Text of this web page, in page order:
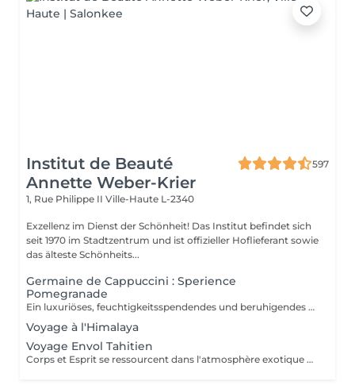
Institut de Beauté
Annette Weber-Krier
597
1, Rue Philippe II Ville-Haute L-2340
Exzellenz im Dienst der Schönheit! Das Institut befindet sich
seit 1970 im Stadtzentrum und ist offizieller Hoflieferant sowie
das älteste Schönheits...
Germaine de Cappuccini : Sperience
Pomegranade
Ein luxuriöses, feuchtigkeitsspendendes und beruhigendes Ritual für den Körper, das individuell an die Bedürfnisse der Haut angepasst werden kann. Die Linie basiert auf Granatapfel, einen fantastischen Inhaltsstoff, beruhigend und antioxidativ. Das Ergebnis verspricht Zellerneuerung, Vitalität und Feuchtigkeit! GRANATAPFEL-KÖRPERPEELING: Genießen Sie zusammen mit dem Puder- und Creme-Körperpeeling ein 45-minütiges Ganzkörper-Peeling-Ritual. GRANATAPFEL-KÖRPERMASSAGE: Im Liegen massieren, dann im Liegen mit der sensorischen Massagecreme. Dieses Ritual dauert 45 Minuten. GRANATAPFEL-KÖRPERPACKUNG: Die Packung wird mit sanften Bewegungen aufgetragen und 20 Minuten einwirken gelassen, bevor das Produkt einmassiert wird durch eine tolle Massage. Dieses Ritual dauert 60 Minuten. POMEGRANATE RED SERENITY: Ein köstliches 90-minütiges Ritual, das die Kraft von Granatapfelkernen mit der kraftvollen feuchtigkeitsspendenden Wirkung von der Creme kombiniert. POMEGRANATE SWEET COCOON: Tauchen Sie 90 Minuten lang in die Welt von Pomegranate Sperience ein mit diesem kompletten Ritual inklusive Peeling, Massage und Packung.
Voyage à l'Himalaya
Voyage Envol Tahitien
Corps et Esprit se ressourcent dans l'atmosphère exotique des trésors polynésiens, ces îles où la beauté, la générosité et la luxuriance ont un goût de paradis Gommage et massage du visage et du corps Massage manuel relax ou aux coquillages Tia Iri « la pensée Roo ».